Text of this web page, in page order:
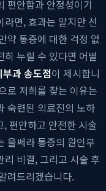
편안함과 안정성이기
면, 효과는 알지만 선
약 통증에 대한 걱정 없
누릴 수 있다면 어떨
과 송도점이 제시합니
로 저희를 찾는 이유는
숙련된 의료진의 노하
편안하고 안전한 시술
울쎄라 통증의 원인부
비결, 그리고 시술 후
려드리겠습니다.